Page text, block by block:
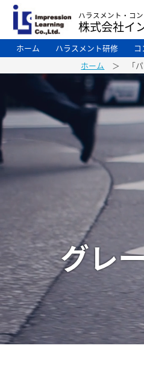
ハラスメント・コ
株式会社イ
ホーム
ハラスメント研修
ホーム ＞ 「パ
グレ